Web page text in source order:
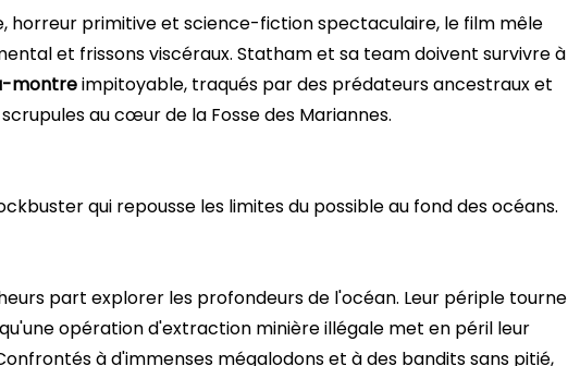
horreur primitive et science-fiction spectaculaire, le film mêle
et frissons viscéraux. Statham et sa team doivent survivre à
montreimpitoyable, traqués par des prédateurs ancestraux et
au cœur de la Fosse des Mariannes.
qui repousse les limites du possible au fond des océans.
part explorer les profondeurs de l'océan. Leur périple tourne
opération d'extraction minière illégale met en péril leur
à d'immenses mégalodons et à des bandits sans pitié,